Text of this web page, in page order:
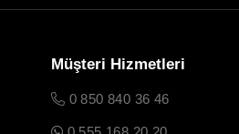
Müşteri Hizmetleri
0 850 840 36 46